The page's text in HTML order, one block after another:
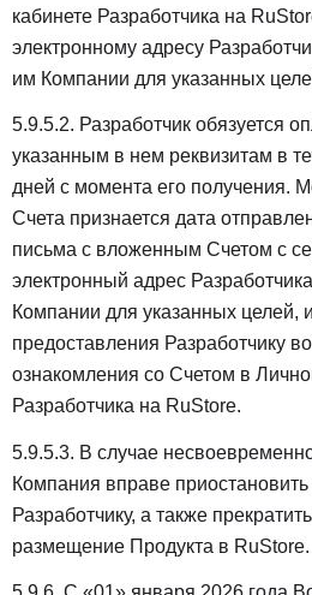
кабинете Разработчика на
электронному адресу
им Компании для указанных
5.9.5.2. Разработчик обязуется
указанным в нем реквизитам в
дней с момента его получения.
Счета признается дата
письма с вложенным Счетом c
электронный адрес
Компании для указанных целей,
предоставления Разработчику
ознакомления со Счетом в
Разработчика на RuStore.
5.9.5.3. В случае
Компания вправе приостановить
Разработчику, а также
размещение Продукта в RuStore.